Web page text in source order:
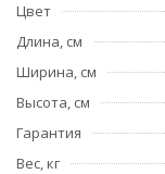
Цвет
Длина, см
Ширина, см
Высота, см
Гарантия
Вес, кг